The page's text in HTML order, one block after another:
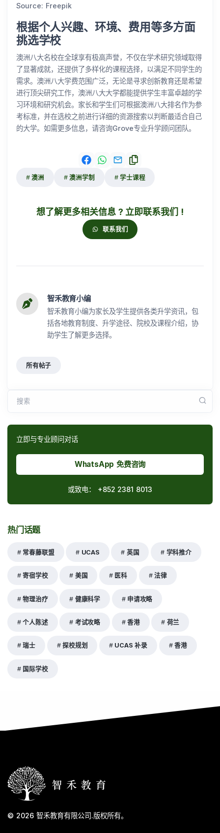
Source: Freepik
根据个人兴趣、环境、费用等多方面
挑选学校
澳洲八大名校在全球享有极高声誉，不仅在学术研究领域取得
了显著成就，还提供了多样化的课程选择，以满足不同学生的
需求。澳洲八大学费范围广泛，无论是寻求创新教育还是希望
进行顶尖研究工作，澳洲八大大学都能提供学生丰富卓越的学
习环境和研究机会。家长和学生们可根据澳洲八大排名作为参
考标准，并在选校之前进行详细的资源搜索以判断最适合自己
的大学。如需更多信息，请咨询Grove专业升学顾问团队。
澳洲 澳洲学制 学士课程
想了解更多相关信息 ? 立即联系我们 !
联系我们
智禾教育小编
智禾教育小编为家长及学生提供各类升学资讯，包
括各地教育制度、升学途径、院校及课程介绍，协
助学生了解更多选择。
所有帖子
搜索
立即与专业顾问对话
WhatsApp 免费咨询
或致电： +852 2381 8013
热门话题
常春藤联盟 UCAS 英国 学科推介
寄宿学校 美国 医科 法律
物理治疗 健康科学 申请攻略
个人陈述 考试攻略 香港 荷兰
瑞士 探校规划 UCAS 补录 香港
国际学校
© 2026 智禾教育有限公司.版权所有。